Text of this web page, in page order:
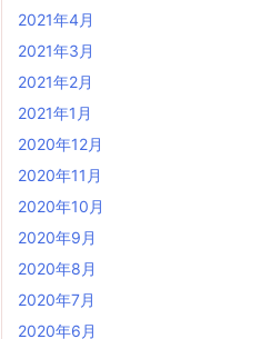
2021年4月
2021年3月
2021年2月
2021年1月
2020年12月
2020年11月
2020年10月
2020年9月
2020年8月
2020年7月
2020年6月